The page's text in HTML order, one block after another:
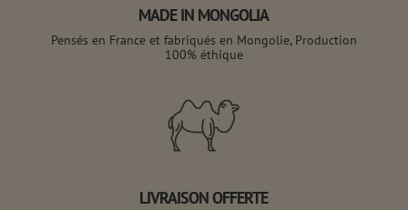
MADE IN MONGOLIA
Pensés en France et fabriqués en Mongolie, Production
100% éthique
LIVRAISON OFFERTE